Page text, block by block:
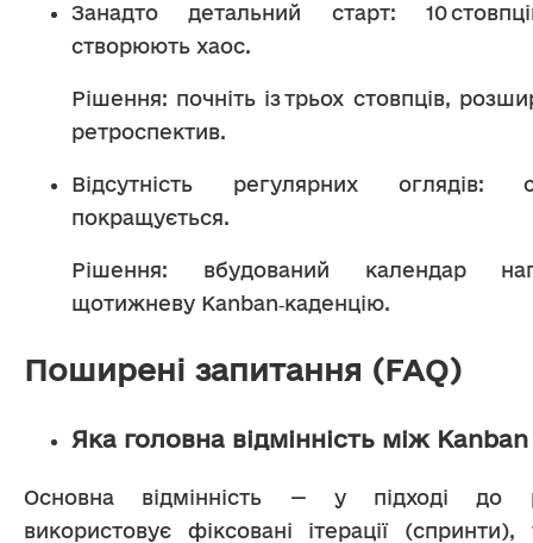
Занадто детальний старт: 10
створюють хаос.
Рішення: почніть із трьох стовпців,
ретроспектив.
Відсутність регулярних оглядів:
покращується.
Рішення: вбудований календар
щотижневу Kanban‑каденцію.
Поширені запитання (FAQ)
Яка головна відмінність між
Основна відмінність — у підході до
використовує фіксовані ітерації